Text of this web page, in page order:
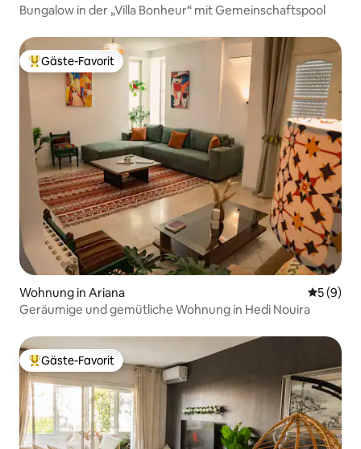
Bungalow in der „Villa Bonheur“ mit Gemeinschaftspool
Beliebter Gäste-Favorit.
Gäste-Favorit
Wohnung in Ariana
5 (9)
Geräumige und gemütliche Wohnung in Hedi Nouira
Beliebter Gäste-Favorit.
Gäste-Favorit